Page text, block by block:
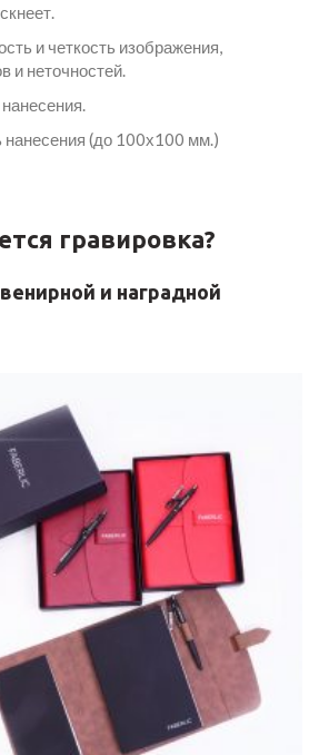
и четкость изображения,
и неточностей.
(до 100х100 мм.)
гравировка?
и наградной